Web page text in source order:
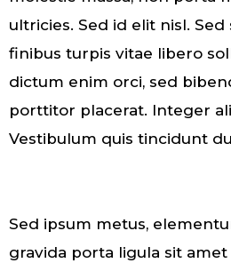
ultricies. Sed id elit nisl.
finibus turpis vitae libero
dictum enim orci, sed
porttitor placerat. Integer
Vestibulum quis tincidunt
Sed ipsum metus,
gravida porta ligula sit